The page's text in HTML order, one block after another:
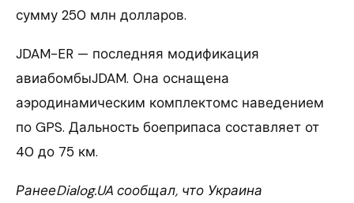
сумму 250 млн долларов.
JDAM-ER — последняя модификация
авиабомбыJDAM. Она оснащена
аэродинамическим комплектомс наведением
по GPS. Дальность боеприпаса составляет от
40 до 75 км.
РанееDialog.UA сообщал, что Украина